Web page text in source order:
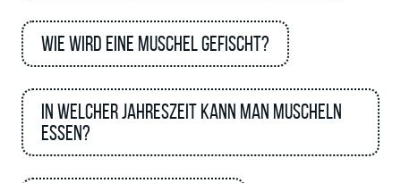
Wie wird eine Muschel gefischt?
In welcher Jahreszeit kann man Muscheln
essen?